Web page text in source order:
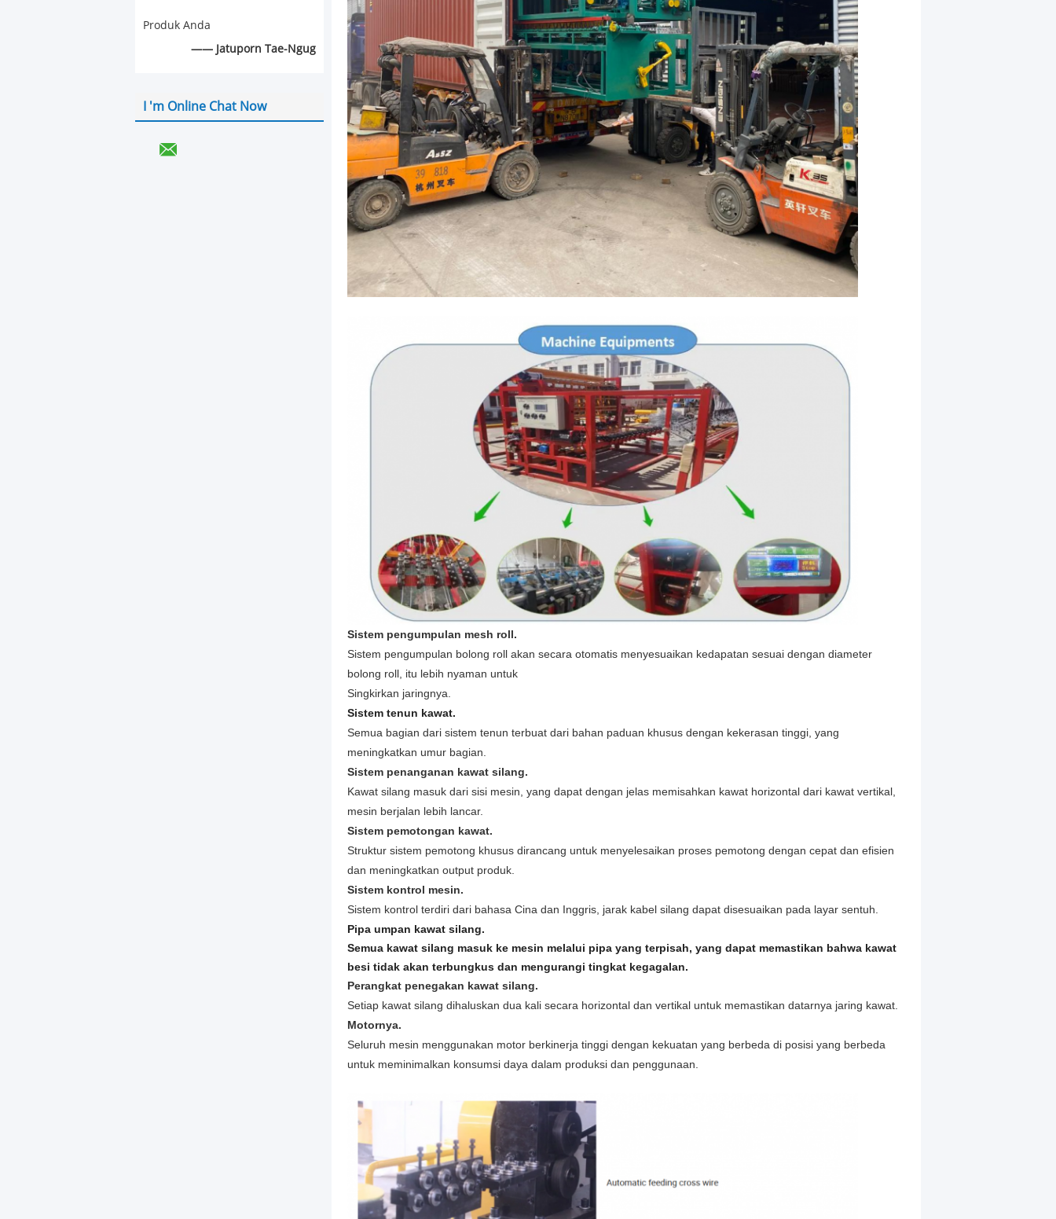
Produk Anda
—— Jatuporn Tae-Ngug
I 'm Online Chat Now
Sistem pengumpulan mesh roll.
Sistem pengumpulan bolong roll akan secara otomatis menyesuaikan kedapatan sesuai dengan diameter
bolong roll, itu lebih nyaman untuk
Singkirkan jaringnya.
Sistem tenun kawat.
Semua bagian dari sistem tenun terbuat dari bahan paduan khusus dengan kekerasan tinggi, yang
meningkatkan umur bagian.
Sistem penanganan kawat silang.
Kawat silang masuk dari sisi mesin, yang dapat dengan jelas memisahkan kawat horizontal dari kawat vertikal,
mesin berjalan lebih lancar.
Sistem pemotongan kawat.
Struktur sistem pemotong khusus dirancang untuk menyelesaikan proses pemotong dengan cepat dan efisien
dan meningkatkan output produk.
Sistem kontrol mesin.
Sistem kontrol terdiri dari bahasa Cina dan Inggris, jarak kabel silang dapat disesuaikan pada layar sentuh.
Pipa umpan kawat silang.
Semua kawat silang masuk ke mesin melalui pipa yang terpisah, yang dapat memastikan bahwa kawat
besi tidak akan terbungkus dan mengurangi tingkat kegagalan.
Perangkat penegakan kawat silang.
Setiap kawat silang dihaluskan dua kali secara horizontal dan vertikal untuk memastikan datarnya jaring kawat.
Motornya.
Seluruh mesin menggunakan motor berkinerja tinggi dengan kekuatan yang berbeda di posisi yang berbeda
untuk meminimalkan konsumsi daya dalam produksi dan penggunaan.